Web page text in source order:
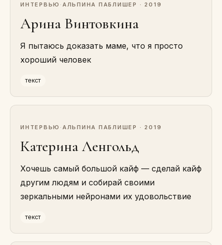
ИНТЕРВЬЮ · АЛЬПИНА ПАБЛИШЕР · 2019
Арина Винтовкина
Я пытаюсь доказать маме, что я просто
хороший человек
текст
ИНТЕРВЬЮ · АЛЬПИНА ПАБЛИШЕР · 2019
Катерина Ленгольд
Хочешь самый большой кайф — сделай кайф
другим людям и собирай своими
зеркальными нейронами их удовольствие
текст